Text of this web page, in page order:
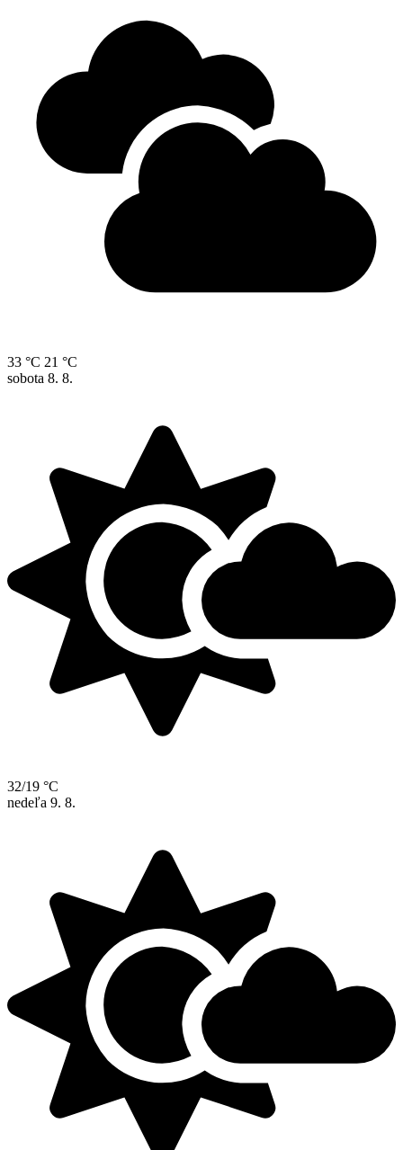
33 °C 21 °C
sobota 8. 8.
32/19 °C
nedeľa 9. 8.